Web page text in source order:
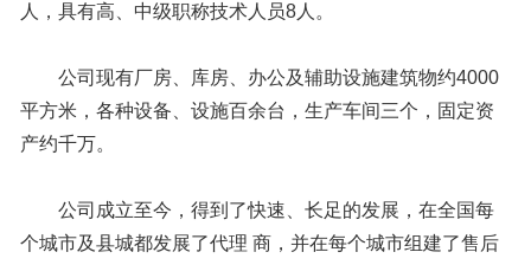
人，具有高、中级职称技术人员8人。
公司现有厂房、库房、办公及辅助设施建筑物约4000
平方米，各种设备、设施百余台，生产车间三个，固定资
产约千万。
公司成立至今，得到了快速、长足的发展，在全国每
个城市及县城都发展了代理 商，并在每个城市组建了售后